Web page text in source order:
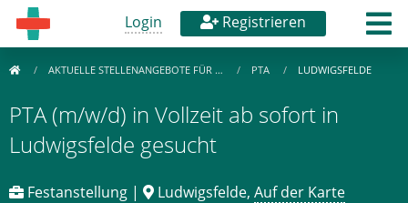
Login Registrieren
AKTUELLE STELLENANGEBOTE FÜR … PTA LUDWIGSFELDE
PTA (m/w/d) in Vollzeit ab sofort in
Ludwigsfelde gesucht
Festanstellung | Ludwigsfelde, Auf der Karte